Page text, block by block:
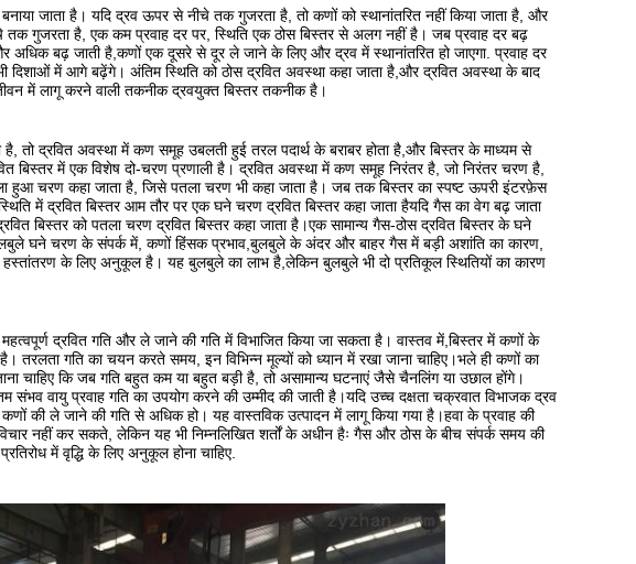
जाता है। यदि द्रव ऊपर से नीचे तक गुजरता है, तो कणों को स्थानांतरित नहीं किया जाता है, और
तक गुजरता है, एक कम प्रवाह दर पर, स्थिति एक ठोस बिस्तर से अलग नहीं है। जब प्रवाह दर बढ़
अधिक बढ़ जाती है,कणों एक दूसरे से दूर ले जाने के लिए और द्रव में स्थानांतरित हो जाएगा. प्रवाह दर
दिशाओं में आगे बढ़ेंगे। अंतिम स्थिति को ठोस द्रवित अवस्था कहा जाता है,और द्रवित अवस्था के बाद
में लागू करने वाली तकनीक द्रवयुक्त बिस्तर तकनीक है।
तो द्रवित अवस्था में कण समूह उबलती हुई तरल पदार्थ के बराबर होता है,और बिस्तर के माध्यम से
में एक विशेष दो-चरण प्रणाली है। द्रवित अवस्था में कण समूह निरंतर है, जो निरंतर चरण है,
चरण कहा जाता है, जिसे पतला चरण भी कहा जाता है। जब तक बिस्तर का स्पष्ट ऊपरी इंटरफ़ेस
में द्रवित बिस्तर आम तौर पर एक घने चरण द्रवित बिस्तर कहा जाता हैयदि गैस का वेग बढ़ जाता
बिस्तर को पतला चरण द्रवित बिस्तर कहा जाता है।एक सामान्य गैस-ठोस द्रवित बिस्तर के घने
घने चरण के संपर्क में, कणों हिंसक प्रभाव,बुलबुले के अंदर और बाहर गैस में बड़ी अशांति का कारण,
के लिए अनुकूल है। यह बुलबुले का लाभ है,लेकिन बुलबुले भी दो प्रतिकूल स्थितियों का कारण
महत्वपूर्ण द्रवित गति और ले जाने की गति में विभाजित किया जा सकता है। वास्तव में,बिस्तर में कणों के
तरलता गति का चयन करते समय, इन विभिन्न मूल्यों को ध्यान में रखा जाना चाहिए।भले ही कणों का
चाहिए कि जब गति बहुत कम या बहुत बड़ी है, तो असामान्य घटनाएं जैसे चैनलिंग या उछाल होंगे।
वायु प्रवाह गति का उपयोग करने की उम्मीद की जाती है।यदि उच्च दक्षता चक्रवात विभाजक द्रव
की ले जाने की गति से अधिक हो। यह वास्तविक उत्पादन में लागू किया गया है।हवा के प्रवाह की
नहीं कर सकते, लेकिन यह भी निम्नलिखित शर्तों के अधीन हैः गैस और ठोस के बीच संपर्क समय की
में वृद्धि के लिए अनुकूल होना चाहिए.